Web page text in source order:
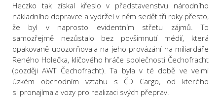
Heczko tak získal křeslo v představenstvu národního
nákladního dopravce a vydržel v něm sedět tři roky přesto,
že byl v naprosto evidentním střetu zájmů. To
samozřejmě nezůstalo bez povšimnutí médií, která
opakovaně upozorňovala na jeho provázání na miliardáře
Reného Holečka, klíčového hráče společnosti Čechofracht
(později AWT Čechofracht). Ta byla v té době ve velmi
úzkém obchodním vztahu s ČD Cargo, od kterého
si pronajímala vozy pro realizaci svých přeprav.